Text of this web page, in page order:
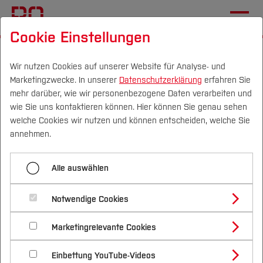
Campus Personen DE|EN Quicklinks
Studium
Studienangebote
Bachelorstudiengänge
Masterstudiengänge
Vor dem Studium
Bewerben & Einschreiben
Bewerbungsportal
Im Studium
Studienbüros und Prüfungen
Nach dem Studium
Forschung & Transfer
Profil
Forschungs- und Transferprofil
Schwerpunkte (FuT)
Beratung & Förderung
Nachhaltigkeit
Nachhaltigkeit studieren
International
Team
Giona
Menü aufklappen
Dominik
Muhammed
Kidanemaiam
Philipp
Giona Gaßner
Aufbau einer mobilen
Trinkwasserteststation -
chemische Parameter
Cookie Einstellungen
Wir nutzen Cookies auf unserer Website für Analyse- und
Marketingzwecke. In unserer Datenschutzerklärung erfahren Sie
mehr darüber, wie wir personenbezogene Daten verarbeiten und
wie Sie uns kontaktieren können. Hier können Sie genau sehen
welche Cookies wir nutzen und können entscheiden, welche Sie
annehmen.
Alle auswählen
Notwendige Cookies
Marketingrelevante Cookies
Einbettung YouTube-Videos